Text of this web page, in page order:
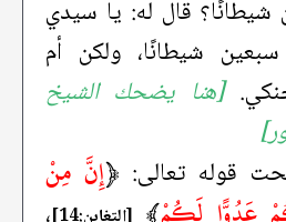
قال له: يا سيدي
شيطانًا، ولكن أم
[هنا يضحك الشيخ
قوله تعالى: ﴿إِنَّ مِنْ